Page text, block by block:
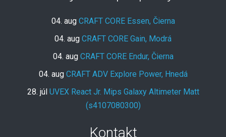
04. aug CRAFT CORE Essen, Čierna
04. aug CRAFT CORE Gain, Modrá
04. aug CRAFT CORE Endur, Čierna
04. aug CRAFT ADV Explore Power, Hnedá
28. júl UVEX React Jr. Mips Galaxy Altimeter Matt
(s4107080300)
Kontakt